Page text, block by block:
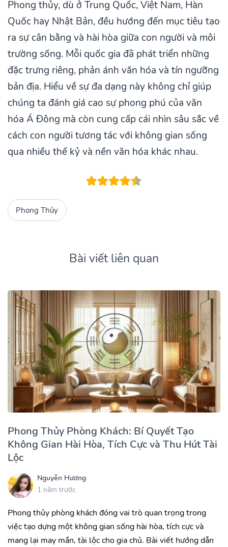
Phong thủy, dù ở Trung Quốc, Việt Nam, Hàn
Quốc hay Nhật Bản, đều hướng đến mục tiêu tạo
ra sự cân bằng và hài hòa giữa con người và môi
trường sống. Mỗi quốc gia đã phát triển những
đặc trưng riêng, phản ánh văn hóa và tín ngưỡng
bản địa. Hiểu về sự đa dạng này không chỉ giúp
chúng ta đánh giá cao sự phong phú của văn
hóa Á Đông mà còn cung cấp cái nhìn sâu sắc về
cách con người tương tác với không gian sống
qua nhiều thế kỷ và nền văn hóa khác nhau.
Phong Thủy
Bài viết liên quan
Phong Thủy Phòng Khách: Bí Quyết Tạo
Không Gian Hài Hòa, Tích Cực và Thu Hút Tài
Lộc
Nguyễn Hương
1 năm trước
Phong thủy phòng khách đóng vai trò quan trọng trong
việc tạo dựng một không gian sống hài hòa, tích cực và
mang lại may mắn, tài lộc cho gia chủ. Bài viết hướng dẫn